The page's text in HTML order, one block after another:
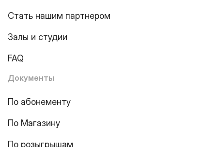
Стать нашим партнером
Залы и студии
FAQ
Документы
По абонементу
По Магазину
По розыгрышам